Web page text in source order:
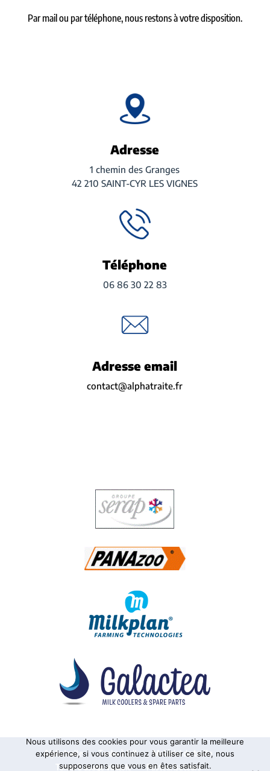
Par mail ou par téléphone, nous restons à votre disposition.
Adresse
1 chemin des Granges
42 210 SAINT-CYR LES VIGNES
Téléphone
06 86 30 22 83
Adresse email
contact@alphatraite.fr
Alphatraite Tanks à lait
Matériel de traite
Tanks à usage vinicole
Pasteurisateurs
Nous utilisons des cookies pour vous garantir la meilleure
expérience, si vous continuez à utiliser ce site, nous
supposerons que vous en êtes satisfait.